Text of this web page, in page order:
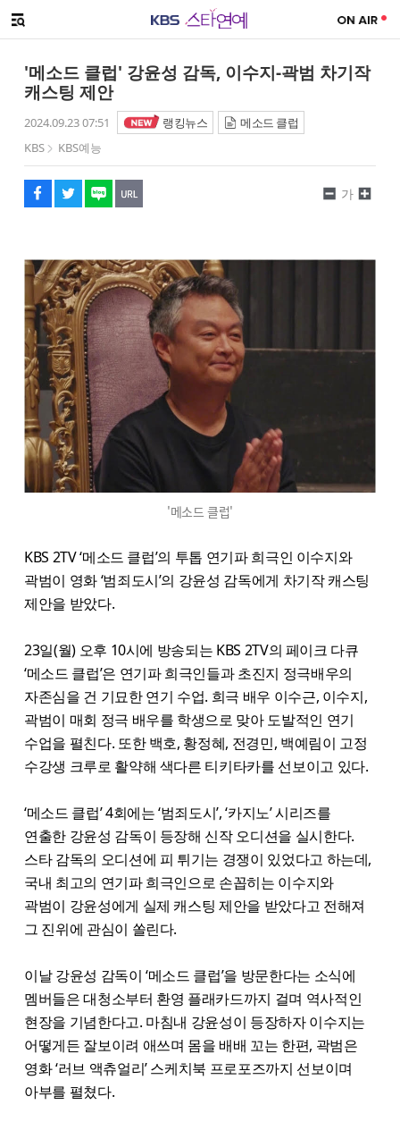
메뉴 열기
'메소드 클럽' 강윤성 감독, 이수지-곽범 차기작
캐스팅 제안
2024.09.23 07:51 랭킹뉴스
메소드 클럽
KBS
KBS예능
페이스북
트위터
네이버
URL복사
글씨 작게보기
가
글씨 크게보기
'메소드 클럽'
KBS 2TV ‘메소드 클럽’의 투톱 연기파 희극인 이수지와
곽범이 영화 ‘범죄도시’의 강윤성 감독에게 차기작 캐스팅
제안을 받았다.
23일(월) 오후 10시에 방송되는 KBS 2TV의 페이크 다큐
‘메소드 클럽’은 연기파 희극인들과 초진지 정극배우의
자존심을 건 기묘한 연기 수업. 희극 배우 이수근, 이수지,
곽범이 매회 정극 배우를 학생으로 맞아 도발적인 연기
수업을 펼친다. 또한 백호, 황정혜, 전경민, 백예림이 고정
수강생 크루로 활약해 색다른 티키타카를 선보이고 있다.
‘메소드 클럽’ 4회에는 ‘범죄도시’, ‘카지노’ 시리즈를
연출한 강윤성 감독이 등장해 신작 오디션을 실시한다.
스타 감독의 오디션에 피 튀기는 경쟁이 있었다고 하는데,
국내 최고의 연기파 희극인으로 손꼽히는 이수지와
곽범이 강윤성에게 실제 캐스팅 제안을 받았다고 전해져
그 진위에 관심이 쏠린다.
이날 강윤성 감독이 ‘메소드 클럽’을 방문한다는 소식에
멤버들은 대청소부터 환영 플래카드까지 걸며 역사적인
현장을 기념한다고. 마침내 강윤성이 등장하자 이수지는
어떻게든 잘보이려 애쓰며 몸을 배배 꼬는 한편, 곽범은
영화 ‘러브 액츄얼리’ 스케치북 프로포즈까지 선보이며
아부를 펼쳤다.